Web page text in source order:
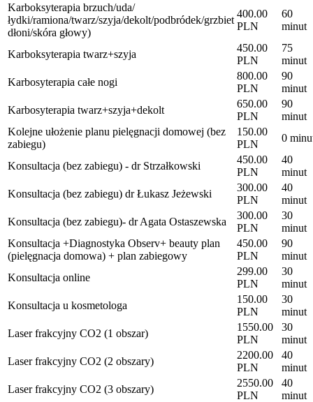
Karboksyterapia brzuch/uda/
łydki/ramiona/twarz/szyja/dekolt/podbródek/grzbiet
dłoni/skóra głowy)
400.00
PLN
60
minut
Karboksyterapia twarz+szyja
450.00
PLN
75
minut
Karbosyterapia całe nogi
800.00
PLN
90
minut
Karbosyterapia twarz+szyja+dekolt
650.00
PLN
90
minut
Kolejne ułożenie planu pielęgnacji domowej (bez
zabiegu)
150.00
PLN
0
Konsultacja (bez zabiegu) - dr Strzałkowski
450.00
PLN
40
minut
Konsultacja (bez zabiegu) dr Łukasz Jeżewski
300.00
PLN
40
minut
Konsultacja (bez zabiegu)- dr Agata Ostaszewska
300.00
PLN
30
minut
Konsultacja +Diagnostyka Observ+ beauty plan
(pielęgnacja domowa) + plan zabiegowy
450.00
PLN
90
minut
Konsultacja online
299.00
PLN
30
minut
Konsultacja u kosmetologa
150.00
PLN
30
minut
Laser frakcyjny CO2 (1 obszar)
1550.00
PLN
30
minut
Laser frakcyjny CO2 (2 obszary)
2200.00
PLN
40
minut
Laser frakcyjny CO2 (3 obszary)
2550.00
PLN
40
minut